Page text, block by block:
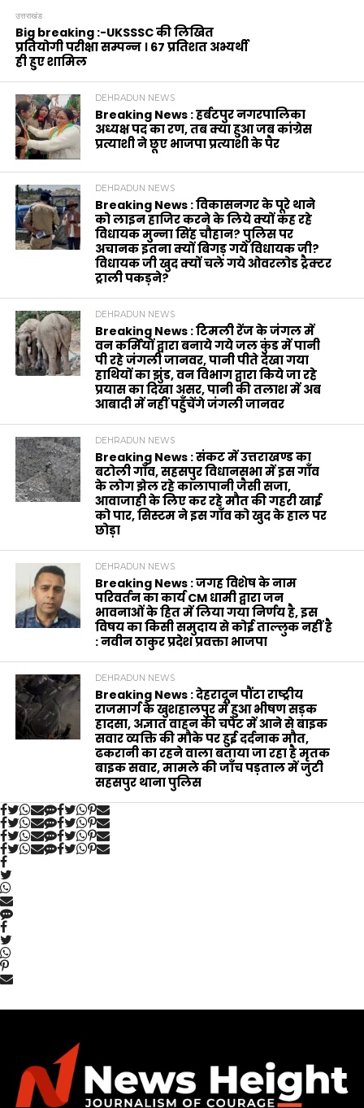
उत्तराखंड
Big breaking :-UKSSSC की लिखित
प्रतियोगी परीक्षा सम्पन्न । 67 प्रतिशत अभ्यर्थी
ही हुए शामिल
DEHRADUN NEWS
Breaking News : हर्बटपुर नगरपालिका
अध्यक्ष पद का रण, तब क्या हुआ जब कांग्रेस
प्रत्याशी ने छूए भाजपा प्रत्याशी के पैर
DEHRADUN NEWS
Breaking News : विकासनगर के पूरे थाने
को लाइन हाजिर करने के लिये क्यों कह रहे
विधायक मुन्ना सिंह चौहान? पुलिस पर
अचानक इतना क्यों बिगड़ गये विधायक जी?
विधायक जी खुद क्यों चले गये ओवरलोड ट्रैक्टर
ट्राली पकड़ने?
DEHRADUN NEWS
Breaking News : टिमली रेंज के जंगल में
वन कर्मियों द्वारा बनाये गये जल कुंड में पानी
पी रहे जंगली जानवर, पानी पीते देखा गया
हाथियों का झुंड, वन विभाग द्वारा किये जा रहे
प्रयास का दिखा असर, पानी की तलाश में अब
आबादी में नहीं पहुँचेंगे जंगली जानवर
DEHRADUN NEWS
Breaking News : संकट में उत्तराखण्ड का
बटोली गाँव, सहसपुर विधानसभा में इस गाँव
के लोग झेल रहे कालापानी जैसी सजा,
आवाजाही के लिए कर रहे मौत की गहरी खाई
को पार, सिस्टम ने इस गाँव को खुद के हाल पर
छोड़ा
DEHRADUN NEWS
Breaking News : जगह विशेष के नाम
परिवर्तन का कार्य CM धामी द्वारा जन
भावनाओं के हित में लिया गया निर्णय है, इस
विषय का किसी समुदाय से कोई ताल्लुक नहीं है
: नवीन ठाकुर प्रदेश प्रवक्ता भाजपा
DEHRADUN NEWS
Breaking News : देहरादून पौंटा राष्ट्रीय
राजमार्ग के खुशहालपुर में हुआ भीषण सड़क
हादसा, अज्ञात वाहन की चपेट में आने से बाइक
सवार व्यक्ति की मौके पर हुई दर्दनाक मौत,
ढकरानी का रहने वाला बताया जा रहा है मृतक
बाइक सवार, मामले की जाँच पड़ताल में जुटी
सहसपुर थाना पुलिस